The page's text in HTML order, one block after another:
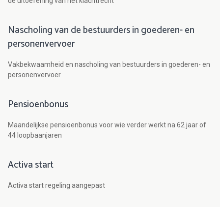
Nascholing van de bestuurders in goederen- en
personenvervoer
Vakbekwaamheid en nascholing van bestuurders in goederen- en
personenvervoer
Pensioenbonus
Maandelijkse pensioenbonus voor wie verder werkt na 62 jaar of
44 loopbaanjaren
Activa start
Activa start regeling aangepast